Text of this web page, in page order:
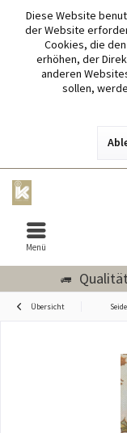
Diese Website
der Website
Cookies, die
erhöhen, der
anderen
sollen,
Menü
Übersicht